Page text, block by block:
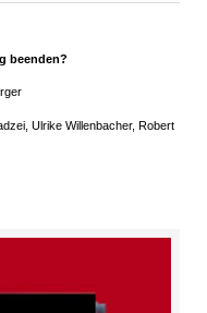
beenden?
Ulrike Willenbacher, Robert